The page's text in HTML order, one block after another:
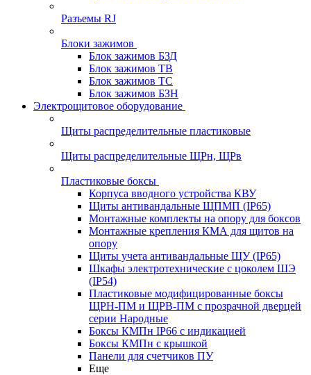
Разъемы RJ
Блоки зажимов
Блок зажимов БЗД
Блок зажимов ТВ
Блок зажимов ТС
Блок зажимов БЗН
Электрощитовое оборудование
Щиты распределительные пластиковые
Щиты распределительные ЩРн, ЩРв
Пластиковые боксы
Корпуса вводного устройства КВУ
Щиты антивандальные ЩПМП (IP65)
Монтажные комплекты на опору для боксов
Монтажные крепления КМА для щитов на
опору
Щиты учета антивандальные ЩУ (IP65)
Шкафы электротехнические с цоколем ШЭ
(IP54)
Пластиковые модифицированные боксы
ЩРН-ПМ и ЩРВ-ПМ с прозрачной дверцей
серии Народные
Боксы КМПн IP66 с индикацией
Боксы КМПн с крышкой
Панели для счетчиков ПУ
Еще